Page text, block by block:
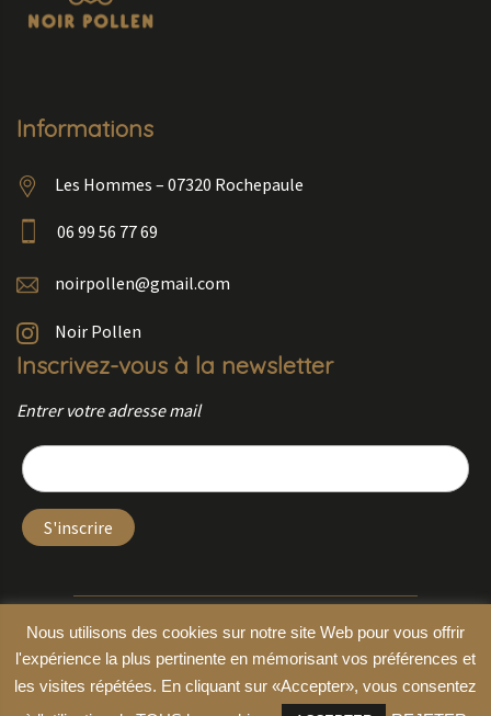
Nous utilisons des cookies sur notre site Web pour vous offrir
l'expérience la plus pertinente en mémorisant vos préférences et
les visites répétées. En cliquant sur «Accepter», vous consentez
Informations
Les Hommes – 07320 Rochepaule
06 99 56 77 69
noirpollen@gmail.com
Noir Pollen
Inscrivez-vous à la newsletter
Entrer votre adresse mail
Copyright © 2026 by Coraline ARNAUD–Mentions légales – Crédit photo Noir
Pollen ©